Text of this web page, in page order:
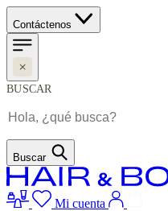
Contáctenos
BUSCAR
Buscar
Mi cuenta